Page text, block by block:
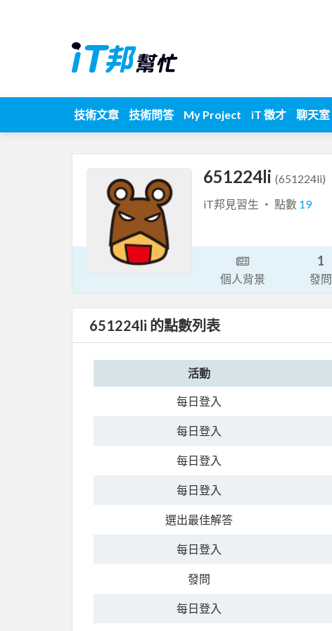
技術文章 技術問答 My Project iT 徵才 聊天室
651224li (651224li)
iT邦見習生 ‧ 點數 19
個人背景
1
發問
651224li 的點數列表
活動
每日登入
每日登入
每日登入
每日登入
選出最佳解答
每日登入
發問
每日登入